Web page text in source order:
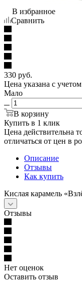
В избранное
Сравнить
330 руб.
Цена указана с
Мало
В корзину
Купить в 1 клик
Цена действительна
отличаться от цен в
Описание
Отзывы
Как купить
Кислая карамель
Отзывы
Нет оценок
Оставить отзыв